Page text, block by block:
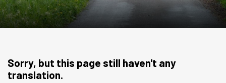
Sorry, but this page still haven't any
translation.